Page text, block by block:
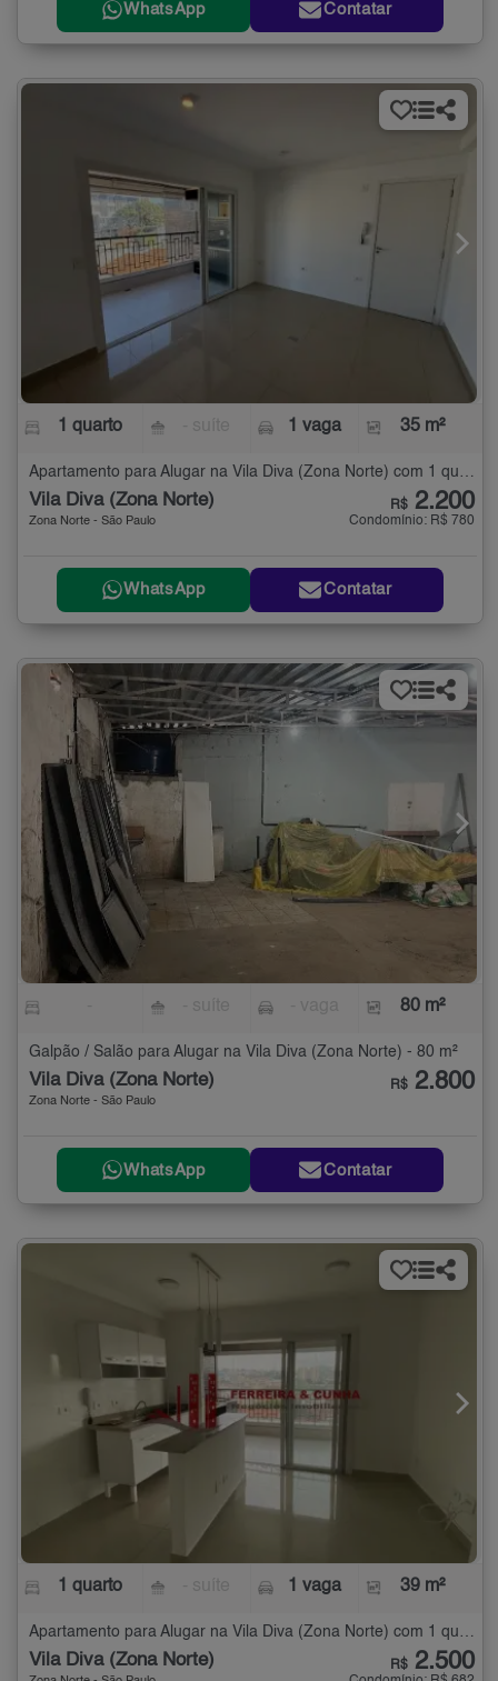
WhatsApp Contatar
1 quarto 1 vaga 35 m²
Vila Diva (Zona Norte)
Zona Norte - São Paulo
R$ 2.200
Condomínio: R$ 780
WhatsApp Contatar
80 m²
Galpão / Salão para Alugar na Vila Diva (Zona Norte) - 80 m²
Vila Diva (Zona Norte)
Zona Norte - São Paulo
R$ 2.800
WhatsApp Contatar
1 quarto 1 vaga 39 m²
Apartamento para Alugar na Vila Diva (Zona Norte) com 1 quarto - 39 m²
Vila Diva (Zona Norte) R$ 2.500